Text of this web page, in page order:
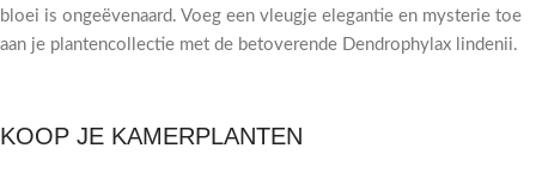
bloei is ongeëvenaard. Voeg een vleugje elegantie en mysterie toe
aan je plantencollectie met de betoverende Dendrophylax lindenii.
KOOP JE KAMERPLANTEN